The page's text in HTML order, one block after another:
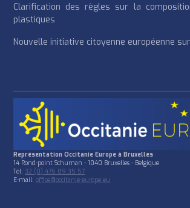
Clarification des règles sur la
plastiques
Nouvelle initiative citoyenne européenne
Représentation Occitanie Europe à Bruxelles
14 Rond-point Schuman - 1040 Bruxelles - Belgique
Tél:32 (0) 476 89 35 57
E-mail:office@occitanie-europe.eu